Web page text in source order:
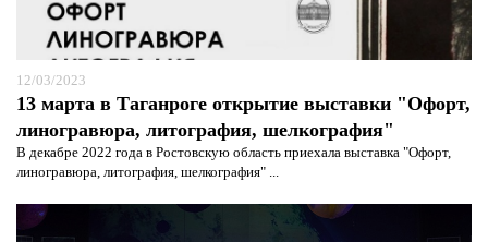
12/03/2023
13 марта в Таганроге открытие выставки "Офорт,
линогравюра, литография, шелкография"
В декабре 2022 года в Ростовскую область приехала выставка "Офорт,
линогравюра, литография, шелкография" ...